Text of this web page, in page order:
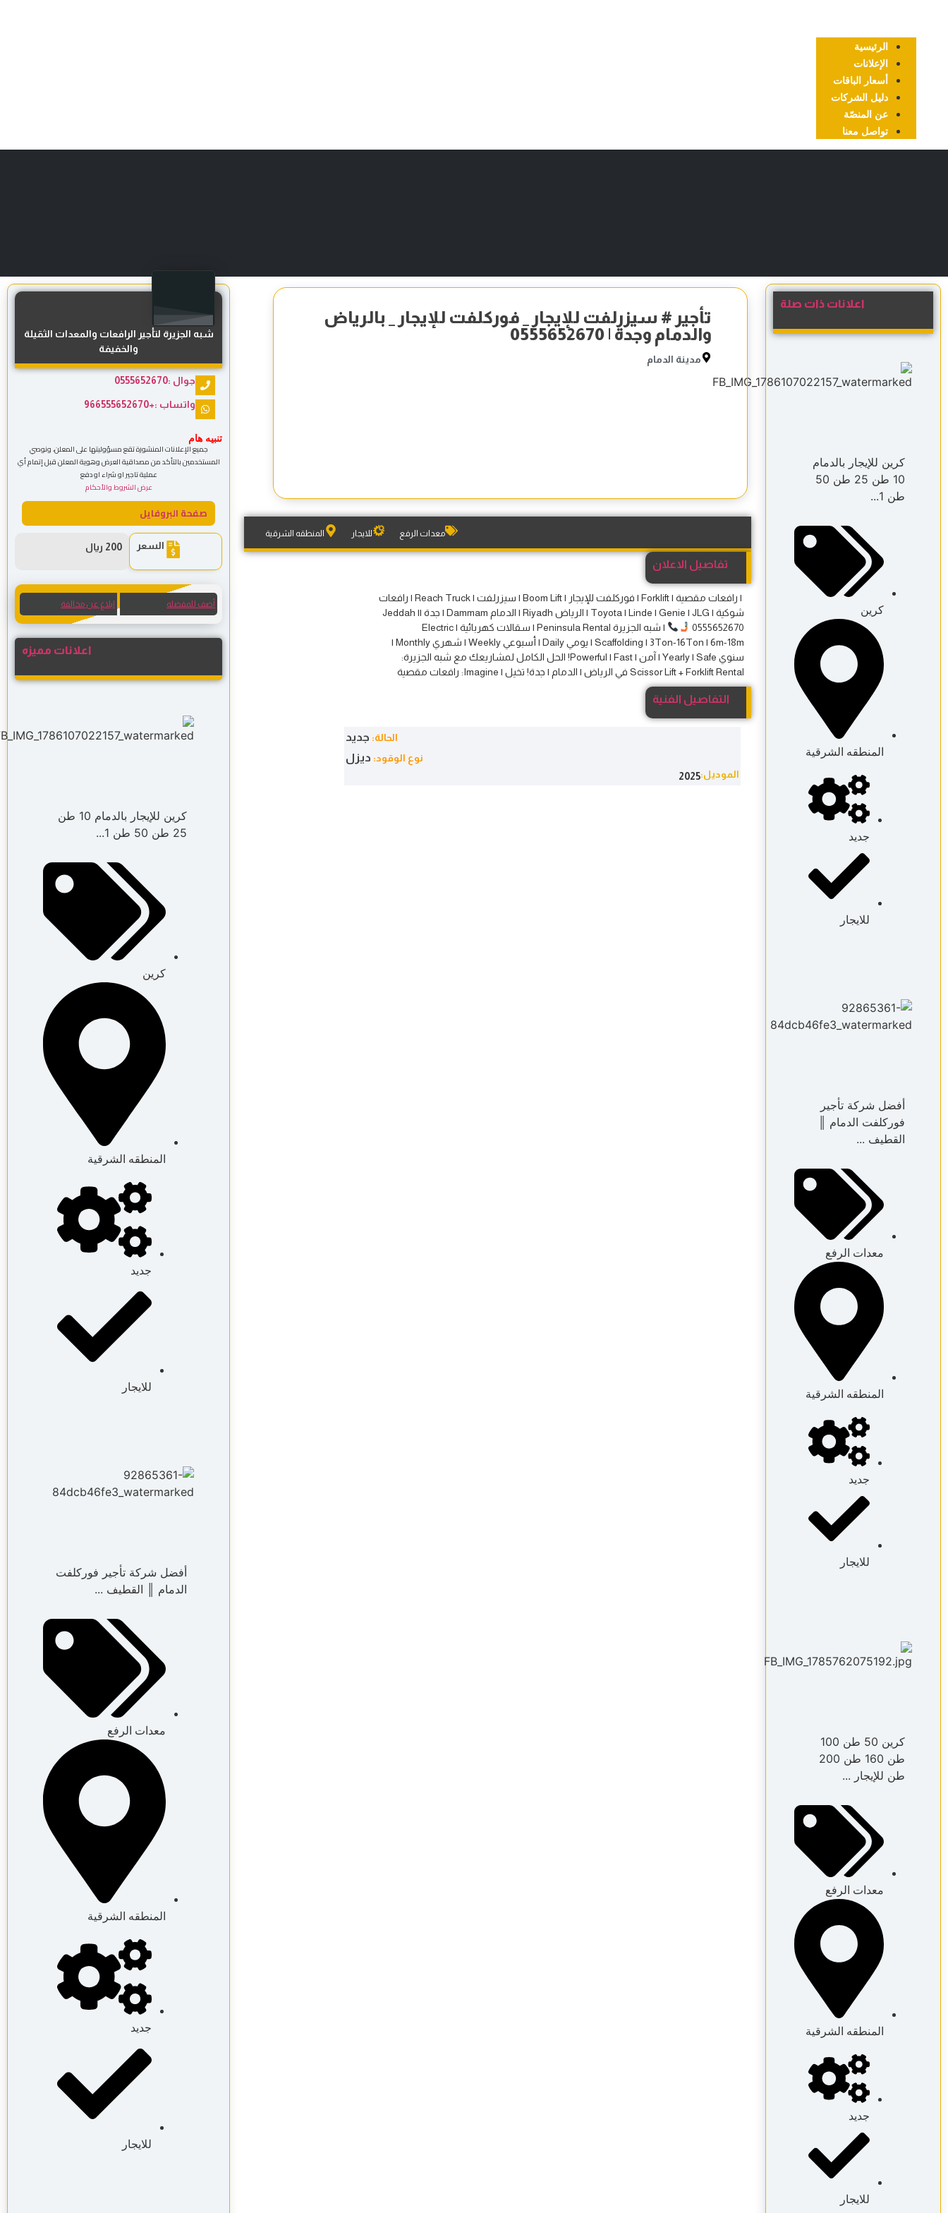
الرئيسية
الإعلانات
أسعار الباقات
دليل الشركات
عن المنصّة
تواصل معنا
اعلانات ذات صلة
كرين للإيجار بالدمام
10 طن 25 طن 50
طن 1...
كرين
المنطقه الشرقية
جديد
للايجار
أفضل شركة تأجير
فوركلفت الدمام ║
القطيف ...
معدات الرفع
المنطقه الشرقية
جديد
للايجار
كرين 50 طن 100
طن 160 طن 200
طن للإيجار ...
معدات الرفع
المنطقه الشرقية
جديد
للايجار
تأجير # سيزرلفت للإيجار _ فوركلفت للإيجار _ بالرياض
والدمام وجدة | 0555652670
مدينة الدمام
المنطقه الشرقية للايجار معدات الرفع
تفاصيل الاعلان
| رافعات مقصية | Forklift | فوركلفت للإيجار | Boom Lift | سيزرلفت | Reach Truck | رافعات
شوكية | Toyota | Linde | Genie | JLG | الرياض Riyadh | الدمام Dammam | جدة Jeddah ||
0555652670
| شبه الجزيرة Peninsula Rental | سقالات كهربائية | Electric
Scaffolding | 3Ton-16Ton | 6m-18m | يومي Daily | أسبوعي Weekly | شهري Monthly |
سنوي Yearly | Safe | آمن | Powerful | Fast! الحل الكامل لمشاريعك مع شبه الجزيرة:
Scissor Lift + Forklift Rental في الرياض | الدمام | جدة! تخيل | Imagine: رافعات مقصية
التفاصيل الفنية
الحالة: جديد
نوع الوقود: ديزل
الموديل:2025
شبه الجزيرة لتأجير الرافعات والمعدات الثقيلة
والخفيفة
جوال :0555652670
واتساب :+966555652670
تنبيه هام
جميع الإعلانات المنشورة تقع مسؤوليتها على المعلن، ونوصي
المستخدمين بالتأكد من مصداقية العرض وهوية المعلن قبل إتمام أي
عملية تاجير او شراء او دفع
عرض الشروط والأحكام
صفحة البروفايل
السعر 200 ريال
أضف للمفضله ابلاغ عن مخالفة
اعلانات مميزه
كرين للإيجار بالدمام 10 طن
25 طن 50 طن 1...
كرين
المنطقه الشرقية
جديد
للايجار
أفضل شركة تأجير فوركلفت
الدمام ║ القطيف ...
معدات الرفع
المنطقه الشرقية
جديد
للايجار